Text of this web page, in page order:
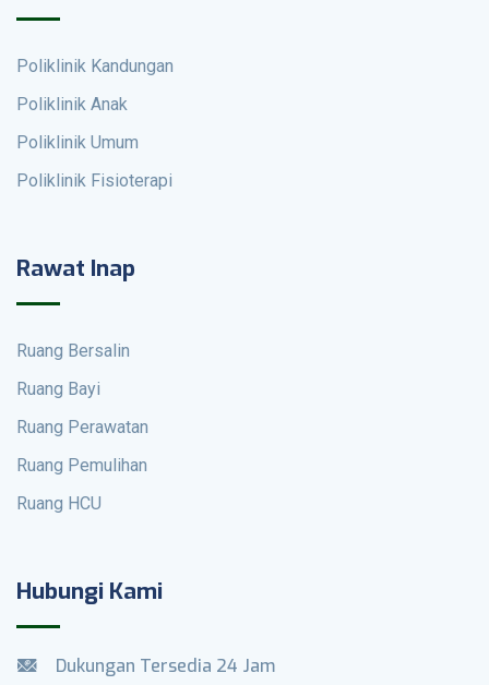
Poliklinik Kandungan
Poliklinik Anak
Poliklinik Umum
Poliklinik Fisioterapi
Rawat Inap
Ruang Bersalin
Ruang Bayi
Ruang Perawatan
Ruang Pemulihan
Ruang HCU
Hubungi Kami
Dukungan Tersedia 24 Jam